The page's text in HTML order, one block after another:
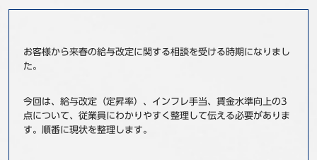
セミナ−
ニュース
お問い合わせ
お客様から来春の給与改定に関する相談を受ける時期になりまし
た。
今回は、給与改定（定昇率）、インフレ手当、賃金水準向上の3
点について、従業員にわかりやすく整理して伝える必要がありま
す。順番に現状を整理します。